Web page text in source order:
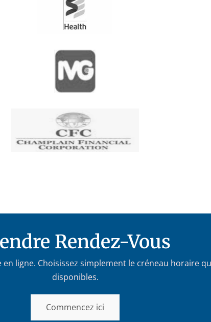
Rendez-Vous
ligne. Choisissez simplement le créneau horaire
disponibles.
Commencez ici